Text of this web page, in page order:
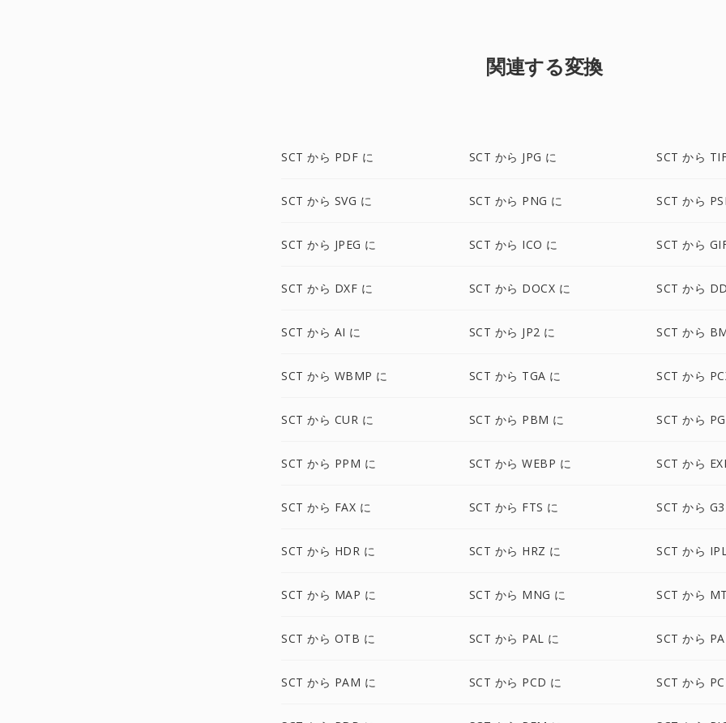
関連する変換
SCT から PDF に SCT から JPG に SCT から
SCT から SVG に SCT から PNG に SCT から
SCT から JPEG に SCT から ICO に SCT から
SCT から DXF に SCT から DOCX に SCT から
SCT から AI に SCT から JP2 に SCT から
SCT から WBMP に SCT から TGA に SCT から
SCT から CUR に SCT から PBM に SCT から
SCT から PPM に SCT から WEBP に SCT から
SCT から FAX に SCT から FTS に SCT から
SCT から HDR に SCT から HRZ に SCT から
SCT から MAP に SCT から MNG に SCT から
SCT から OTB に SCT から PAL に SCT から
SCT から PAM に SCT から PCD に SCT から